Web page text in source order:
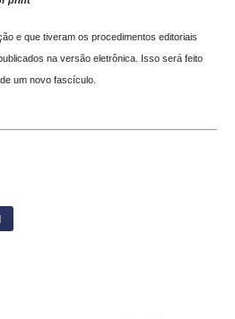
e que tiveram os procedimentos editoriais
na versão eletrônica. Isso será feito
um novo fascículo.